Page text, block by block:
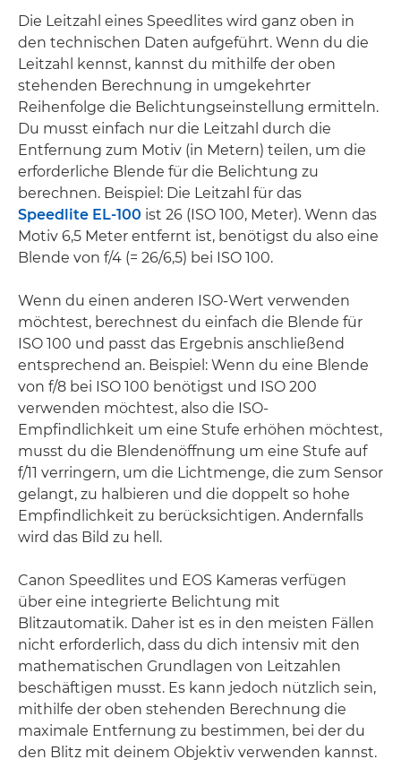
Die Leitzahl eines Speedlites wird ganz oben in
den technischen Daten aufgeführt. Wenn du die
Leitzahl kennst, kannst du mithilfe der oben
stehenden Berechnung in umgekehrter
Reihenfolge die Belichtungseinstellung ermitteln.
Du musst einfach nur die Leitzahl durch die
Entfernung zum Motiv (in Metern) teilen, um die
erforderliche Blende für die Belichtung zu
berechnen. Beispiel: Die Leitzahl für das
Speedlite EL-100 ist 26 (ISO 100, Meter). Wenn das
Motiv 6,5 Meter entfernt ist, benötigst du also eine
Blende von f/4 (= 26/6,5) bei ISO 100.
Wenn du einen anderen ISO-Wert verwenden
möchtest, berechnest du einfach die Blende für
ISO 100 und passt das Ergebnis anschließend
entsprechend an. Beispiel: Wenn du eine Blende
von f/8 bei ISO 100 benötigst und ISO 200
verwenden möchtest, also die ISO-
Empfindlichkeit um eine Stufe erhöhen möchtest,
musst du die Blendenöffnung um eine Stufe auf
f/11 verringern, um die Lichtmenge, die zum Sensor
gelangt, zu halbieren und die doppelt so hohe
Empfindlichkeit zu berücksichtigen. Andernfalls
wird das Bild zu hell.
Canon Speedlites und EOS Kameras verfügen
über eine integrierte Belichtung mit
Blitzautomatik. Daher ist es in den meisten Fällen
nicht erforderlich, dass du dich intensiv mit den
mathematischen Grundlagen von Leitzahlen
beschäftigen musst. Es kann jedoch nützlich sein,
mithilfe der oben stehenden Berechnung die
maximale Entfernung zu bestimmen, bei der du
den Blitz mit deinem Objektiv verwenden kannst.